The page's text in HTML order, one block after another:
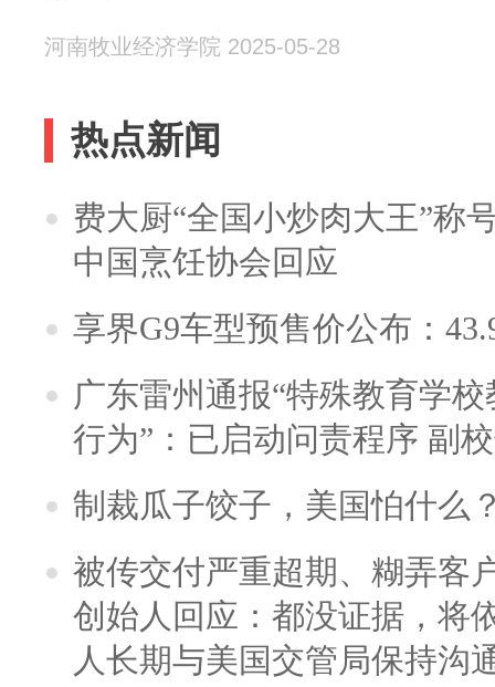
河南牧业经济学院 2025-05-28
热点新闻
费大厨“全国小炒肉大王”称
中国烹饪协会回应
享界G9车型预售价公布：
广东雷州通报“特殊教育学
行为”：已启动问责程序 副
制裁瓜子饺子，美国怕什么
被传交付严重超期、糊弄客
创始人回应：都没证据，将
人长期与美国交管局保持沟